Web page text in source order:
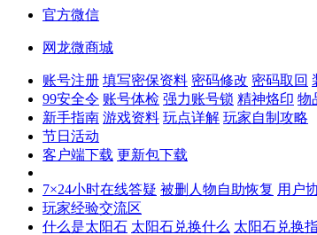
官方微信
网龙微商城
账号注册 填写密保资料 密码修改 密码取回
99安全令 账号体检 强力账号锁 精神烙印 物
新手指南 游戏资料 玩点详解 玩家自制攻略
节日活动
客户端下载 更新包下载
7×24小时在线答疑 被删人物自助恢复 用户
玩家经验交流区
什么是太阳石 太阳石兑换什么 太阳石兑换